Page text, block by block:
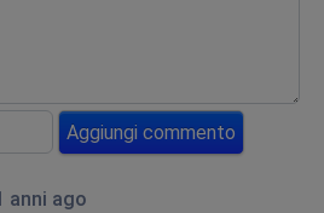
Aggiungi commento
anni ago